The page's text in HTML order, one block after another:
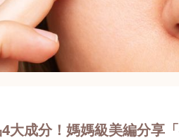
成分！媽媽級美編分享